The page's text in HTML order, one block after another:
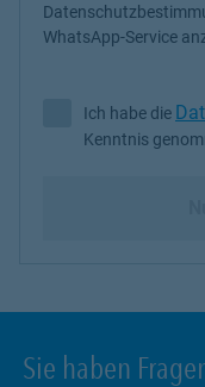
WhatsApp-Service
Ich habe die
Ich habe die
Kenntnis
Sie haben